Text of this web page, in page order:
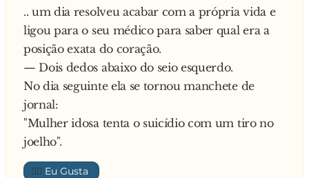
príncipe.
O príncipe ex-gato, extremamente charmoso,
aproxima-se lentamente do ouvido dela e
sussurra-lhe:
- Sabes… Aposto que agora te vais arrepender de
me teres mandado castrar…
.. um dia resolveu acabar com a própria vida e
ligou para o seu médico para saber qual era a
posição exata do coração.
— Dois dedos abaixo do seio esquerdo.
No dia seguinte ela se tornou manchete de
jornal:
"Mulher idosa tenta o suicídio com um tiro no
joelho".
👍🏼